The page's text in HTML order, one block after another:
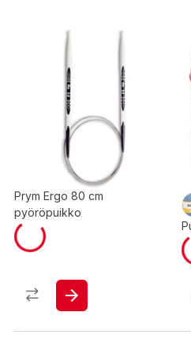
Prym Ergo 80 cm
pyöröpuikko